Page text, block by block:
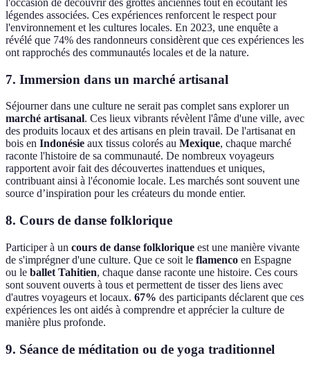
l'occasion de découvrir des grottes anciennes tout en écoutant les
légendes associées. Ces expériences renforcent le respect pour
l'environnement et les cultures locales. En 2023, une enquête a
révélé que 74% des randonneurs considèrent que ces expériences les
ont rapprochés des communautés locales et de la nature.
7. Immersion dans un marché artisanal
Séjourner dans une culture ne serait pas complet sans explorer un
marché artisanal. Ces lieux vibrants révèlent l'âme d'une ville, avec
des produits locaux et des artisans en plein travail. De l'artisanat en
bois en Indonésie aux tissus colorés au Mexique, chaque marché
raconte l'histoire de sa communauté. De nombreux voyageurs
rapportent avoir fait des découvertes inattendues et uniques,
contribuant ainsi à l'économie locale. Les marchés sont souvent une
source d’inspiration pour les créateurs du monde entier.
8. Cours de danse folklorique
Participer à un cours de danse folklorique est une manière vivante
de s'imprégner d'une culture. Que ce soit le flamenco en Espagne
ou le ballet Tahitien, chaque danse raconte une histoire. Ces cours
sont souvent ouverts à tous et permettent de tisser des liens avec
d'autres voyageurs et locaux. 67% des participants déclarent que ces
expériences les ont aidés à comprendre et apprécier la culture de
manière plus profonde.
9. Séance de méditation ou de yoga traditionnel